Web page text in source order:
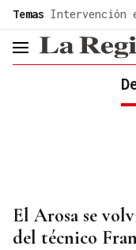
common.go-to-content
Temas Intervención
header.menu.open
El Arosa se
del técnico